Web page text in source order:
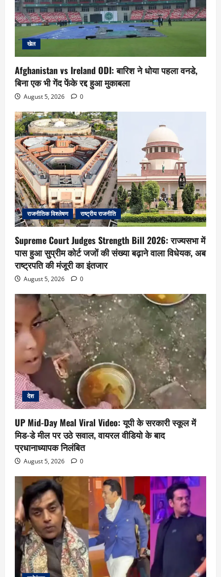
खेल
Afghanistan vs Ireland ODI: बारिश ने धोया पहला वनडे,
बिना एक भी गेंद फेंके रद्द हुआ मुकाबला
August 5, 2026 0
राजनीतिक विश्लेषण राष्ट्रीय राजनीति
Supreme Court Judges Strength Bill 2026: राज्यसभा में
पास हुआ सुप्रीम कोर्ट जजों की संख्या बढ़ाने वाला विधेयक, अब
राष्ट्रपति की मंजूरी का इंतजार
August 5, 2026 0
देश
UP Mid-Day Meal Viral Video: यूपी के सरकारी स्कूल में
मिड-डे मील पर उठे सवाल, वायरल वीडियो के बाद
प्रधानाध्यापक निलंबित
August 5, 2026 0